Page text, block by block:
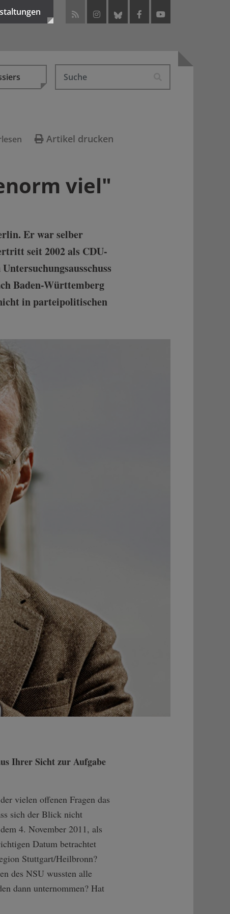
Artikel drucken
viel"
Er war selber
seit 2002 als CDU-
Baden-Württemberg
in parteipolitischen
Ihrer Sicht zur Aufgabe
vielen offenen Fragen das
sich der Blick nicht
4. November 2011, als
Datum betrachtet
Stuttgart/Heilbronn?
des NSU wussten alle
dann unternommen? Hat